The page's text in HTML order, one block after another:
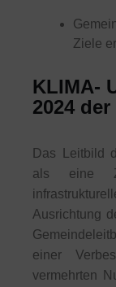
Ziele
KLIMA-
2024
Das Leitbild
als eine
Ausrichtung
einer
vermehrten